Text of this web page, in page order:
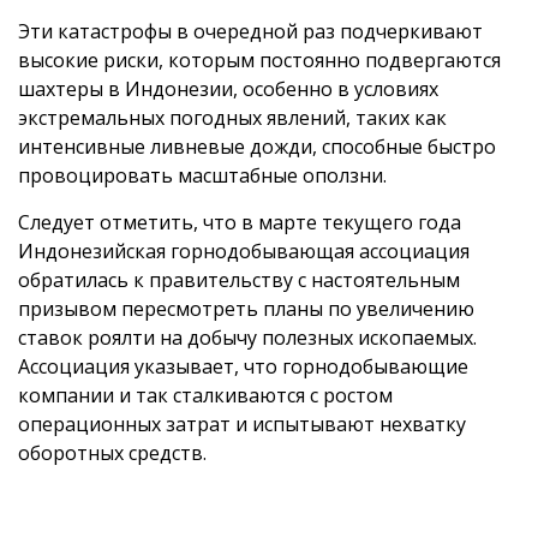
Эти катастрофы в очередной раз подчеркивают
высокие риски, которым постоянно подвергаются
шахтеры в Индонезии, особенно в условиях
экстремальных погодных явлений, таких как
интенсивные ливневые дожди, способные быстро
провоцировать масштабные оползни.
Следует отметить, что в марте текущего года
Индонезийская горнодобывающая ассоциация
обратилась к правительству с настоятельным
призывом пересмотреть планы по увеличению
ставок роялти на добычу полезных ископаемых.
Ассоциация указывает, что горнодобывающие
компании и так сталкиваются с ростом
операционных затрат и испытывают нехватку
оборотных средств.